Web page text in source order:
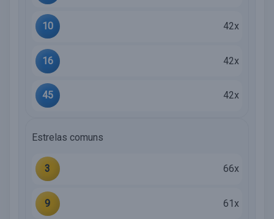
10 42x
16 42x
45 42x
Estrelas comuns
3 66x
9 61x